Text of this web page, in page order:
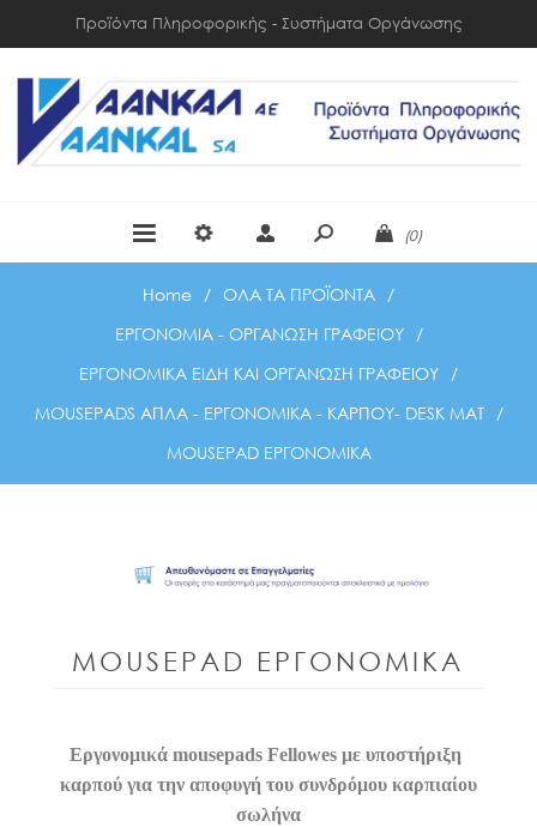
Προϊόντα Πληροφορικής - Συστήματα Οργάνωσης
(0)
Home / ΟΛΑ ΤΑ ΠΡΟΪΟΝΤΑ /
ΕΡΓΟΝΟΜΙΑ - ΟΡΓΑΝΩΣΗ ΓΡΑΦΕΙΟΥ
/
ΕΡΓΟΝΟΜΙΚΑ ΕΙΔΗ ΚΑΙ ΟΡΓΑΝΩΣΗ ΓΡΑΦΕΙΟΥ /
MOUSEPADS ΑΠΛΑ - ΕΡΓΟΝΟΜΙΚΑ - ΚΑΡΠΟΥ- DESK MAT
/
MOUSEPAD ΕΡΓΟΝΟΜΙΚΑ
MOUSEPAD ΕΡΓΟΝΟΜΙΚΑ
Εργονομικά mousepads Fellowes με υποστήριξη
καρπού για την αποφυγή του συνδρόμου καρπιαίου
σωλήνα